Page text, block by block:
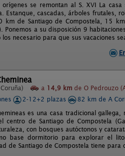
orígenes se remontan al S. XVI La
Estanque, cascadas, árboles frutales,
km de Santiago de Compostela, 15
Ponemos a su disposición 9
necesario para que sus vacaciones
a 14,9 km de O Pedrouzo
2-12+2 plazas
82 km de A
es una casa tradicional
centro de Santiago de Compostela
con bosques autóctonos y
base dormitorio para explorar el
de Santiago de Compostela tiene para